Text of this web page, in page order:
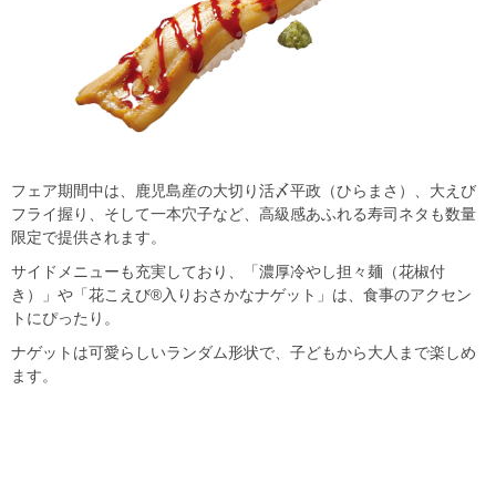
フェア期間中は、鹿児島産の大切り活〆平政（ひらまさ）、大えび
フライ握り、そして一本穴子など、高級感あふれる寿司ネタも数量
限定で提供されます。
サイドメニューも充実しており、「濃厚冷やし担々麺（花椒付
き）」や「花こえび®入りおさかなナゲット」は、食事のアクセン
トにぴったり。
ナゲットは可愛らしいランダム形状で、子どもから大人まで楽しめ
ます。